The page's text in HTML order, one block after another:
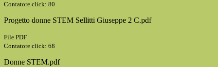
Contatore click: 80
Progetto donne STEM Sellitti Giuseppe 2 C.pdf
File PDF
Contatore click: 68
Donne STEM.pdf